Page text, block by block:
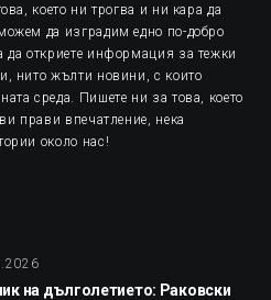
което ни трогва и ни кара да
да изградим едно по-добро
откриете информация за тежки
нито жълти новини, с които
среда. Пишете ни за това, което
прави впечатление, нека
около нас!
на дълголетието: Раковски